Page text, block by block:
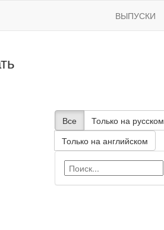
ВЫПУСКИ
Все
Только на русском
Только на английском